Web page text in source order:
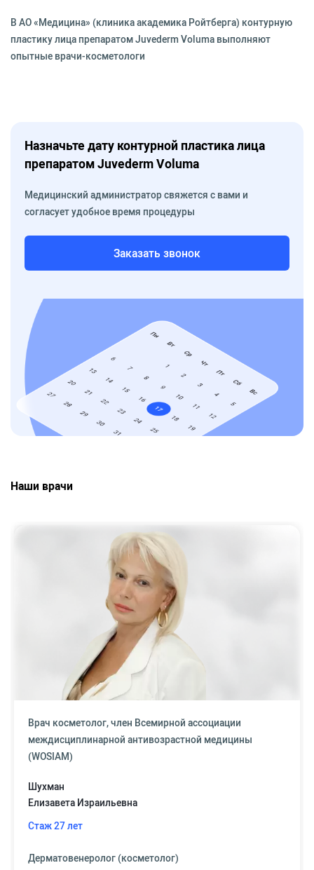
В АО «Медицина» (клиника академика Ройтберга) контурную
пластику лица препаратом Juvederm Voluma выполняют
опытные врачи-косметологи
Назначьте дату контурной пластика лица
препаратом Juvederm Voluma
Медицинский администратор свяжется с вами и
согласует удобное время процедуры
Заказать звонок
Наши врачи
Врач косметолог, член Всемирной ассоциации
междисциплинарной антивозрастной медицины
(WOSIAM)
Шухман
Елизавета Израильевна
Стаж 27 лет
Дерматовенеролог (косметолог)